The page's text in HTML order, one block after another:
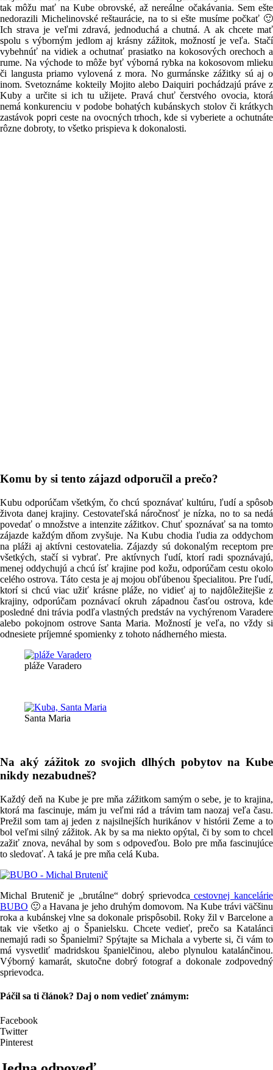
tak môžu mať na Kube obrovské, až nereálne očakávania. Sem ešte
nedorazili Michelinovské reštaurácie, na to si ešte musíme počkať 🙂
Ich strava je veľmi zdravá, jednoduchá a chutná. A ak chcete mať
spolu s výborným jedlom aj krásny zážitok, možností je veľa. Stačí
vybehnúť na vidiek a ochutnať prasiatko na kokosových orechoch a
rume. Na východe to môže byť výborná rybka na kokosovom mlieku
či langusta priamo vylovená z mora. No gurmánske zážitky sú aj o
inom. Svetoznáme kokteily Mojito alebo Daiquiri pochádzajú práve z
Kuby a určite si ich tu užijete. Pravá chuť čerstvého ovocia, ktorá
nemá konkurenciu v podobe bohatých kubánskych stolov či krátkych
zastávok popri ceste na ovocných trhoch, kde si vyberiete a ochutnáte
rôzne dobroty, to všetko prispieva k dokonalosti.
Komu by si tento zájazd odporučil a prečo?
Kubu odporúčam všetkým, čo chcú spoznávať kultúru, ľudí a spôsob
života danej krajiny. Cestovateľská náročnosť je nízka, no to sa nedá
povedať o množstve a intenzite zážitkov. Chuť spoznávať sa na tomto
zájazde každým dňom zvyšuje. Na Kubu chodia ľudia za oddychom
na pláži aj aktívni cestovatelia. Zájazdy sú dokonalým receptom pre
všetkých, stačí si vybrať. Pre aktívnych ľudí, ktorí radi spoznávajú,
menej oddychujú a chcú ísť krajine pod kožu, odporúčam cestu okolo
celého ostrova. Táto cesta je aj mojou obľúbenou špecialitou. Pre ľudí,
ktorí si chcú viac užiť krásne pláže, no vidieť aj to najdôležitejšie z
krajiny, odporúčam poznávací okruh západnou časťou ostrova, kde
posledné dni trávia podľa vlastných predstáv na vychýrenom Varadere
alebo pokojnom ostrove Santa Maria. Možností je veľa, no vždy si
odnesiete príjemné spomienky z tohoto nádherného miesta.
pláže Varadero
Santa Maria
Na aký zážitok zo svojich dlhých pobytov na Kube
nikdy nezabudneš?
Každý deň na Kube je pre mňa zážitkom samým o sebe, je to krajina,
ktorá ma fascinuje, mám ju veľmi rád a trávim tam naozaj veľa času.
Prežil som tam aj jeden z najsilnejších hurikánov v histórii Zeme a to
bol veľmi silný zážitok. Ak by sa ma niekto opýtal, či by som to chcel
zažiť znova, neváhal by som s odpoveďou. Bolo pre mňa fascinujúce
to sledovať. A taká je pre mňa celá Kuba.
Michal Brutenič je „brutálne“ dobrý sprievodca cestovnej kancelárie
BUBO 🙂 a Havana je jeho druhým domovom. Na Kube trávi väčšinu
roka a kubánskej vlne sa dokonale prispôsobil. Roky žil v Barcelone a
tak vie všetko aj o Španielsku. Chcete vedieť, prečo sa Katalánci
nemajú radi so Španielmi? Spýtajte sa Michala a vyberte si, či vám to
má vysvetliť madridskou španielčinou, alebo plynulou katalánčinou.
Výborný kamarát, skutočne dobrý fotograf a dokonale zodpovedný
sprievodca.
Páčil sa ti článok? Daj o nom vedieť známym:
Facebook
Twitter
Pinterest